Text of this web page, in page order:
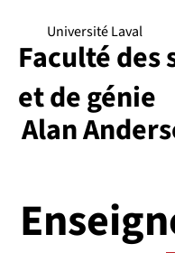
Alan
Université Laval
Faculté des
et de génie